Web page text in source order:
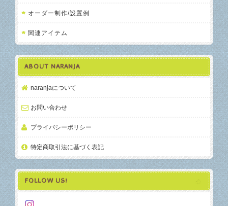
オーダー制作/設置例
関連アイテム
ABOUT NARANJA
naranjaについて
お問い合わせ
プライバシーポリシー
特定商取引法に基づく表記
FOLLOW US!